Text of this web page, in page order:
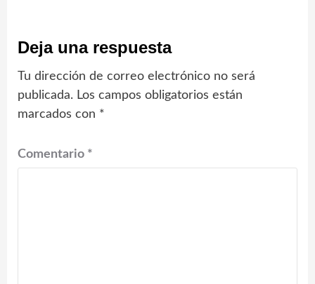
Deja una respuesta
Tu dirección de correo electrónico no será
publicada. Los campos obligatorios están
marcados con *
Comentario *